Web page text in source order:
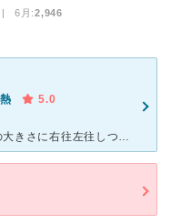
6月:2,946
5.0
初めて利用した時のことです。 あまりの大きさに右往左往しつつ、受付の女性に尋ねることにしました。 たいてい、こういう場所で何かを質問すると、冷たい事務的な対応をされるのが常というものです。 が、